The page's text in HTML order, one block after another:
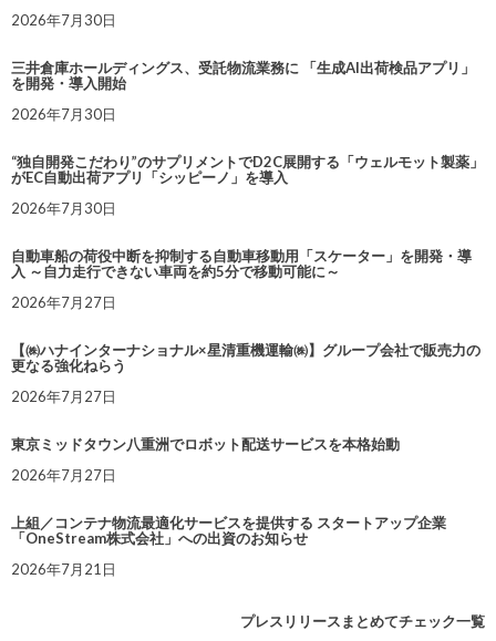
2026年7月30日
三井倉庫ホールディングス、受託物流業務に 「生成AI出荷検品アプリ」
を開発・導入開始
2026年7月30日
“独自開発こだわり”のサプリメントでD2C展開する「ウェルモット製薬」
がEC自動出荷アプリ「シッピーノ」を導入
2026年7月30日
自動車船の荷役中断を抑制する自動車移動用「スケーター」を開発・導
入 ～自力走行できない車両を約5分で移動可能に～
2026年7月27日
【㈱ハナインターナショナル×星清重機運輸㈱】グループ会社で販売力の
更なる強化ねらう
2026年7月27日
東京ミッドタウン八重洲でロボット配送サービスを本格始動
2026年7月27日
上組／コンテナ物流最適化サービスを提供する スタートアップ企業
「OneStream株式会社」への出資のお知らせ
2026年7月21日
プレスリリースまとめてチェック一覧